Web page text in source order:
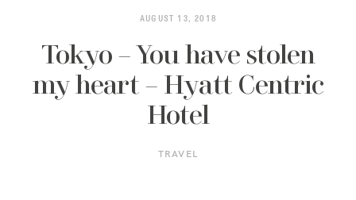
HOME
FASHION
LIFESTYLE
AUGUST 13, 2018
Tokyo – You have stolen
my heart – Hyatt Centric
Hotel
TRAVEL